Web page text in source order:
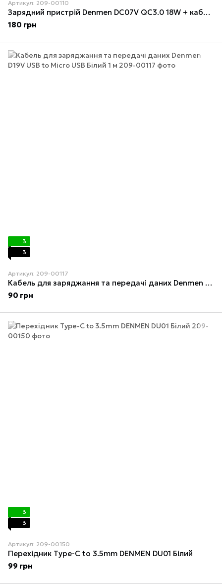
Артикул: 209-00110
Зарядний пристрій Denmen DC07V QC3.0 18W + кабель Micro USB 1м Білий
180 грн
3
3
Артикул: 209-00117
Кабель для заряджання та передачі даних Denmen D19V USB to Micro USB Білий 1 м
90 грн
3
3
Артикул: 209-00150
Перехідник Type-C to 3.5mm DENMEN DU01 Білий
99 грн